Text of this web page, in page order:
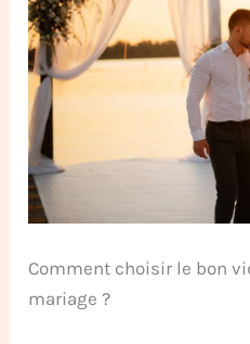
Comment choisir le bon
mariage ?